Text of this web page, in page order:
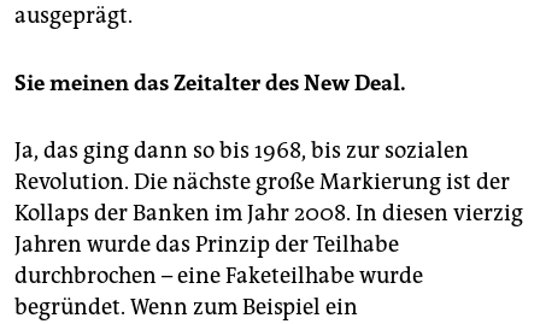
ausgeprägt.
Sie meinen das Zeitalter des New Deal.
Ja, das ging dann so bis 1968, bis zur sozialen
Revolution. Die nächste große Markierung ist der
Kollaps der Banken im Jahr 2008. In diesen vierzig
Jahren wurde das Prinzip der Teilhabe
durchbrochen – eine Faketeilhabe wurde
begründet. Wenn zum Beispiel ein